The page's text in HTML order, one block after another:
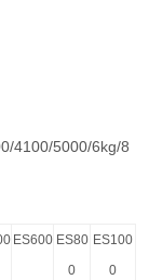
4100/5000/6kg/8
ES600 ES80
0
ES100
0